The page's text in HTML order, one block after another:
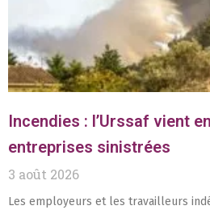
Incendies : l’Urssaf vient
entreprises sinistrées
3 août 2026
Les employeurs et les travailleurs